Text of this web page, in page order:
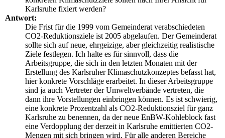
Karlsruhe fixiert werden?
Antwort:
Die Frist für die 1999 vom Gemeinderat verabschiedeten
CO2-Reduktionsziele ist 2005 abgelaufen. Der Gemeinderat
sollte sich auf neue, ehrgeizige, aber gleichzeitig realistische
Ziele festlegen. Ich halte es für sinnvoll, dass die
Arbeitsgruppe, die sich in den letzten Monaten mit der
Erstellung des Karlsruher Klimaschutzkonzeptes befasst hat,
hier konkrete Vorschläge erarbeitet. In dieser Arbeitsgruppe
sind ja auch Vertreter der Umweltverbände vertreten, die
dann ihre Vorstellungen einbringen können. Es ist schwierig,
eine konkrete Prozentzahl als CO2-Reduktionsziel für ganz
Karlsruhe zu benennen, da der neue EnBW-Kohleblock fast
eine Verdopplung der derzeit in Karlsruhe emittierten CO2-
Mengen mit sich bringen wird. Für alle anderen Bereiche